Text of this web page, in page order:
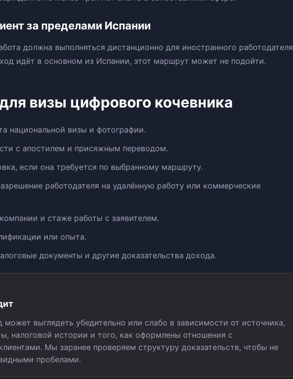
за пределами Испании
должна выполняться дистанционно для иностранного работодателя
идёт в основном из Испании, этот маршрут может не подойти.
визы цифрового кочевника
национальной визы и фотографии.
с апостилем и присяжным переводом.
если она требуется по выбранному маршруту.
работодателя на удалённую работу или коммерческие
и стаже работы с заявителем.
или опыта.
документы и другие доказательства дохода.
выглядеть убедительно или слабо в зависимости от источника,
налоговой истории и того, как оформлены отношения с
Мы заранее проверяем структуру доказательств, чтобы не
пробелами.